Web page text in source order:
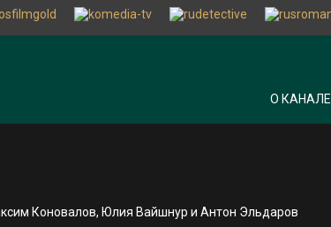
О КАНАЛЕ
Коновалов, Юлия Вайшнур и Антон Эльдаров